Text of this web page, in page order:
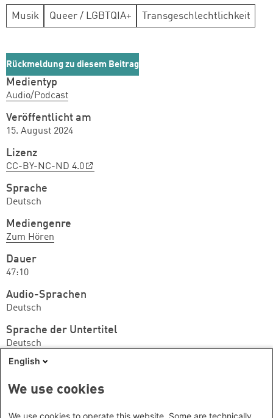
Musik Queer / LGBTQIA+ Transgeschlechtlichkeit
Rückmeldung zu diesem Beitrag
Medientyp
Audio/Podcast
Veröffentlicht am
15. August 2024
Lizenz
CC-BY-NC-ND 4.0
Sprache
Deutsch
Mediengenre
Zum Hören
Dauer
47:10
Audio-Sprachen
Deutsch
Sprache der Untertitel
Deutsch
Anbieter*/Kanal
Wir können nicht garantieren, dass das Medium
English
We use cookies
We use cookies to operate this website. Some are technically